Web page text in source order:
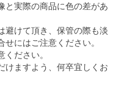
と実際の商品に色の差があ
避けて頂き、保管の際も淡
にはご注意ください。
ださい。
けますよう、何卒宜しくお